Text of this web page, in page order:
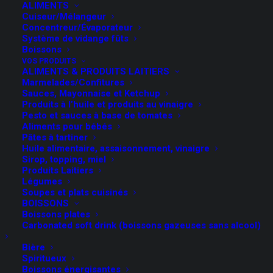
ALIMENTS
Cuiseur/Mélangeur
Concentreur/Évaporateur
Système de vidange fûts
Boissons
VOS PRODUITS
ALIMENTS & PRODUITS LAITIERS
Marmelades/Confitures
Sauces, Mayonnaise et Ketchup
Produits à l’huile et produits au vinaigre
Pesto et sauces à base de tomates
Aliments pour bébés
Pâtes à tartiner
Huile alimentaire, assaisonnement, vinaigre
Sirop, topping, miel
Produits Laitiers
Légumes
Soupes et plats cuisinés
BOISSONS
Boissons plates
Carbonated soft drink (boissons gazeuses sans alcool)
Bière
Spiritueux
Boissons énergisantes
ENCAG./DÉCAG.
FMT est en mesure d’étudier et de
réaliser des systèmes complets
pleins, qu’ils soient remplis dans